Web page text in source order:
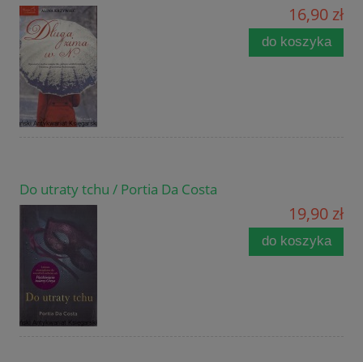
16,90 zł
do koszyka
Do utraty tchu / Portia Da Costa
19,90 zł
do koszyka